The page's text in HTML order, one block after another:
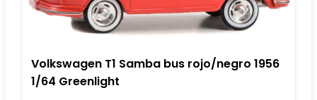
Volkswagen T1 Samba bus rojo/negro 1956
1/64 Greenlight